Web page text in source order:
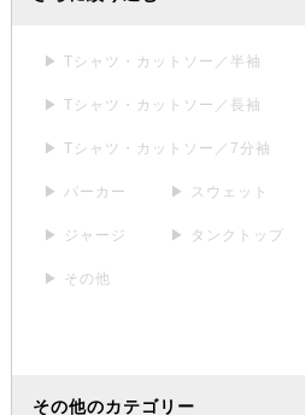
▶ Tシャツ・カットソー／半袖
▶ Tシャツ・カットソー／長袖
▶ Tシャツ・カットソー／7分袖
▶ パーカー ▶ スウェット
▶ ジャージ ▶ タンクトップ
▶ その他
その他のカテゴリー